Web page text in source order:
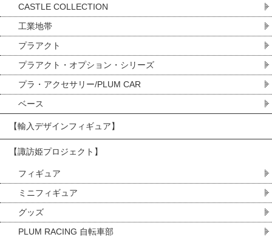
CASTLE COLLECTION
工業地帯
プラアクト
プラアクト・オプション・シリーズ
プラ・アクセサリー/PLUM CAR
ベース
【輸入デザインフィギュア】
【諏訪姫プロジェクト】
フィギュア
ミニフィギュア
グッズ
PLUM RACING 自転車部